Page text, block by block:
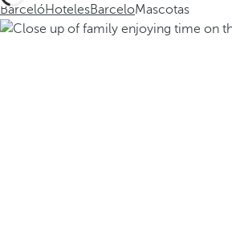
BarcelóHotelesBarceloMascotas